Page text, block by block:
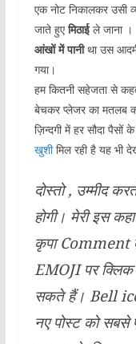
एक नोट निकालकर उसी
जाते हुएमिठाईले जाना ।
आंखों में पानीथा उस
गया।
हम कितनी सहेजता से
बेचकर प्लेजर का मतलब
ज़िन्दगी में हर सौदा पैसों
खुशीमिल रही है यह भी
दोस्तो , उम्मीद
होगी। मेरी इस
कृपा Comment
EMOJI पर
सकते हैं। Bell
नए पोस्ट को